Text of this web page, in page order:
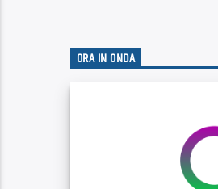
ORA IN ONDA